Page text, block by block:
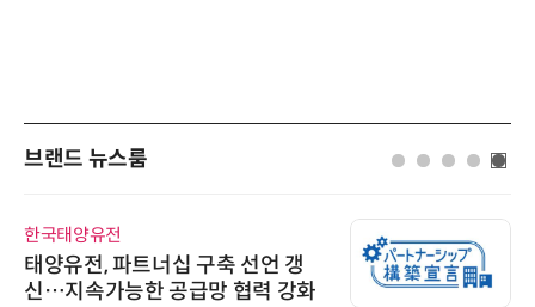
브랜드 뉴스룸
한국태양유전
태양유전, 파트너십 구축 선언 갱
신…지속가능한 공급망 협력 강화